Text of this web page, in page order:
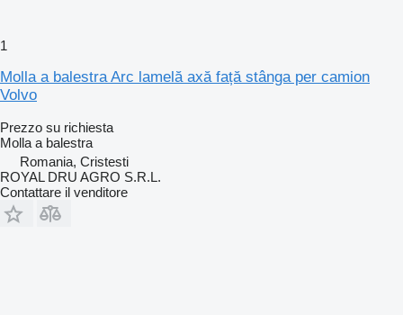
1
Molla a balestra Arc lamelă axă față stânga per camion
Volvo
Prezzo su richiesta
Molla a balestra
Romania, Cristesti
ROYAL DRU AGRO S.R.L.
Contattare il venditore